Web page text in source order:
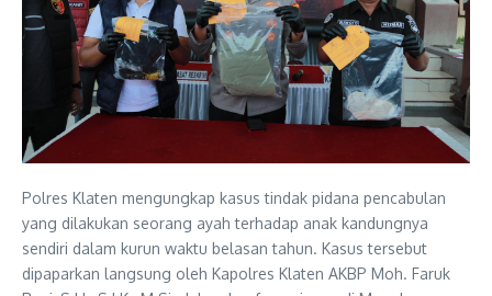
Polres Klaten mengungkap kasus tindak pidana pencabulan
yang dilakukan seorang ayah terhadap anak kandungnya
sendiri dalam kurun waktu belasan tahun. Kasus tersebut
dipaparkan langsung oleh Kapolres Klaten AKBP Moh. Faruk